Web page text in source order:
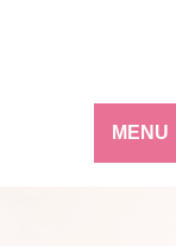
MENU